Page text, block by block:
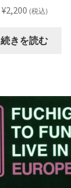
¥2,200 (税込)
続きを読む